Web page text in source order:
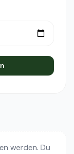
werden. Du